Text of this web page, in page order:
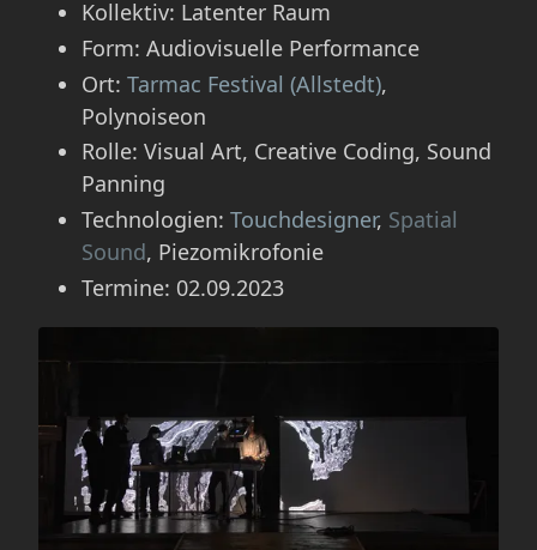
Kollektiv: Latenter Raum
Form: Audiovisuelle Performance
Ort: Tarmac Festival (Allstedt),
Polynoiseon
Rolle: Visual Art, Creative Coding, Sound
Panning
Technologien: Touchdesigner, Spatial
Sound, Piezomikrofonie
Termine: 02.09.2023